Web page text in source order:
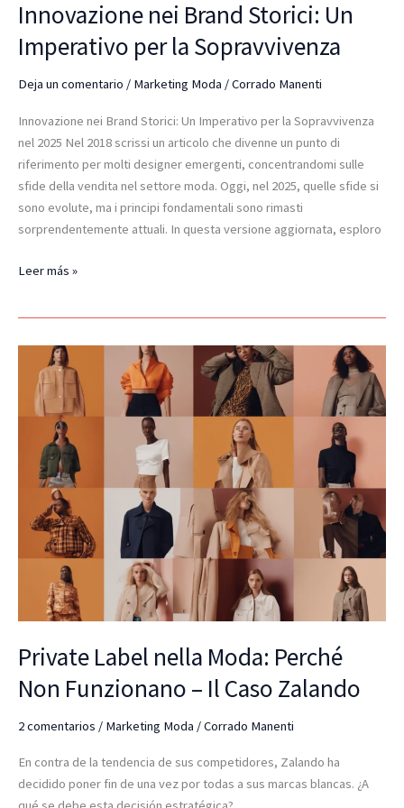
Innovazione nei Brand Storici: Un
Imperativo per la Sopravvivenza
Deja un comentario / Marketing Moda /Corrado Manenti
Innovazione nei Brand Storici: Un Imperativo per la Sopravvivenza
nel 2025 Nel 2018 scrissi un articolo che divenne un punto di
riferimento per molti designer emergenti, concentrandomi sulle
sfide della vendita nel settore moda. Oggi, nel 2025, quelle sfide si
sono evolute, ma i principi fondamentali sono rimasti
sorprendentemente attuali. In questa versione aggiornata, esploro
Leer más »
Private Label nella Moda: Perché
Non Funzionano – Il Caso Zalando
2 comentarios / Marketing Moda /Corrado Manenti
En contra de la tendencia de sus competidores, Zalando ha
decidido poner fin de una vez por todas a sus marcas blancas. ¿A
Private
Label
nella
Moda:
Perché
Funzionano
Zalando